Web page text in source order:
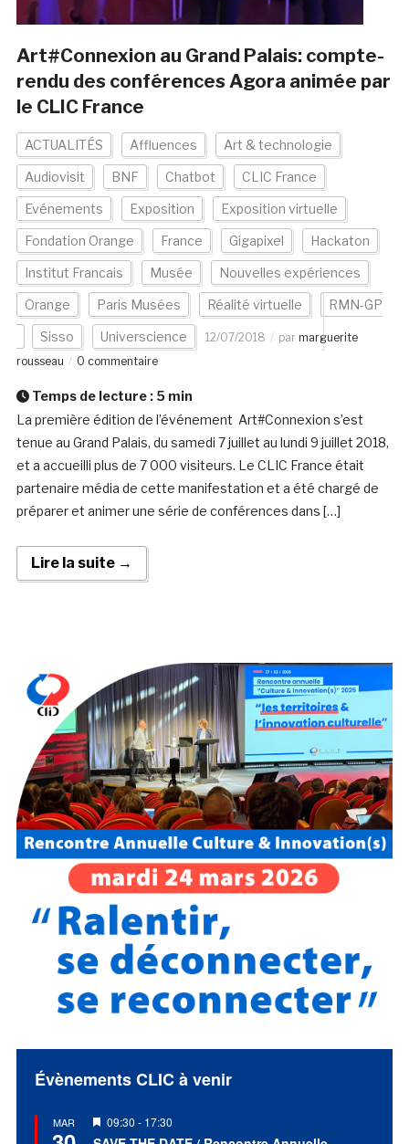
Art#Connexion au Grand Palais: compte-
rendu des conférences Agora animée par
le CLIC France
ACTUALITÉS Affluences Art & technologie
Audiovisit BNF Chatbot CLIC France
Evénements Exposition Exposition virtuelle
Fondation Orange France Gigapixel Hackaton
Institut Francais Musée Nouvelles expériences
Orange Paris Musées Réalité virtuelle RMN-GP
Sisso Universcience 12/07/2018 par marguerite
rousseau
0 commentaire
Temps de lecture : 5 min
La première édition de l’événement Art#Connexion s’est
tenue au Grand Palais, du samedi 7 juillet au lundi 9 juillet 2018,
et a accueilli plus de 7 000 visiteurs. Le CLIC France était
partenaire média de cette manifestation et a été chargé de
préparer et animer une série de conférences dans […]
Lire la suite →
Évènements CLIC à venir
MAR
Mis
en
09:30 - 17:30